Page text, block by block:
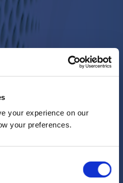
your experience on our
your preferences.